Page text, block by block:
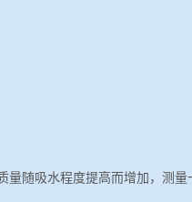
量随吸水程度提高而增加，测